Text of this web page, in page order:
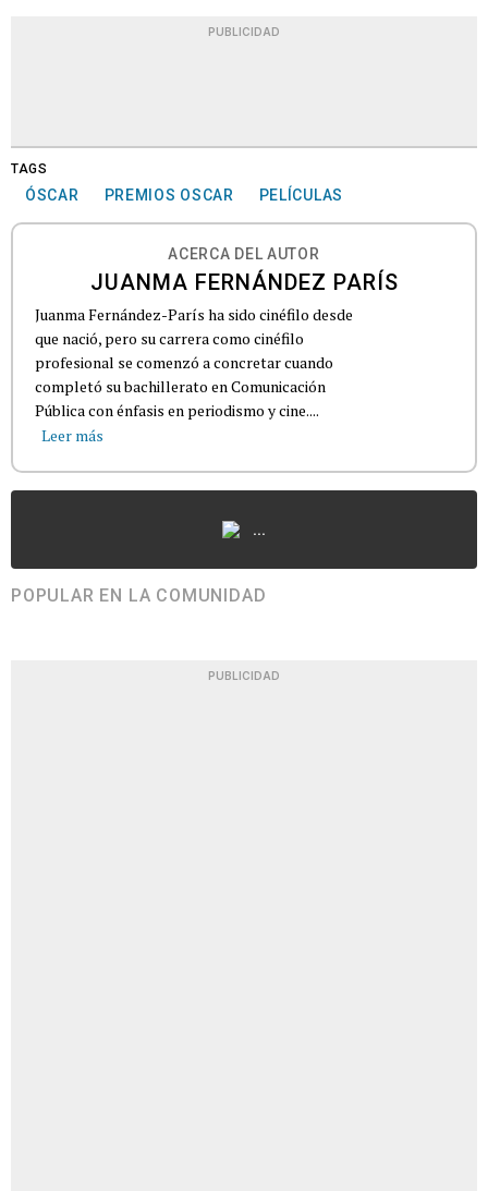
PUBLICIDAD
TAGS
ÓSCAR PREMIOS OSCAR PELÍCULAS
ACERCA DEL AUTOR
JUANMA FERNÁNDEZ PARÍS
Juanma Fernández-París ha sido cinéfilo desde
que nació, pero su carrera como cinéfilo
profesional se comenzó a concretar cuando
completó su bachillerato en Comunicación
Pública con énfasis en periodismo y cine....
Leer más
...
POPULAR EN LA COMUNIDAD
PUBLICIDAD